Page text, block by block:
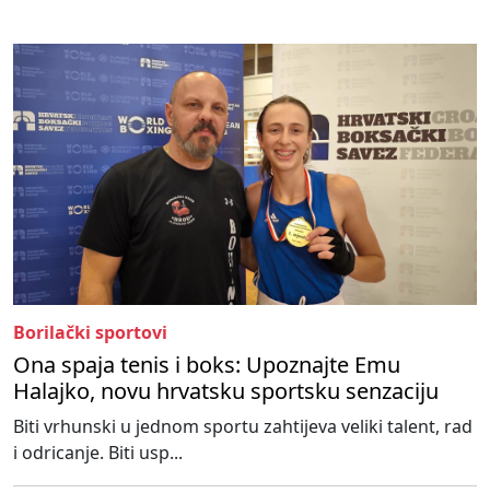
Borilački sportovi
Ona spaja tenis i boks: Upoznajte Emu
Halajko, novu hrvatsku sportsku senzaciju
Biti vrhunski u jednom sportu zahtijeva veliki talent, rad
i odricanje. Biti usp...